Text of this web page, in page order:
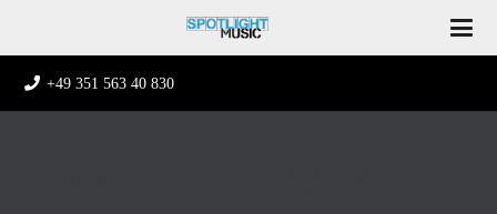
+49 351 563 40 830